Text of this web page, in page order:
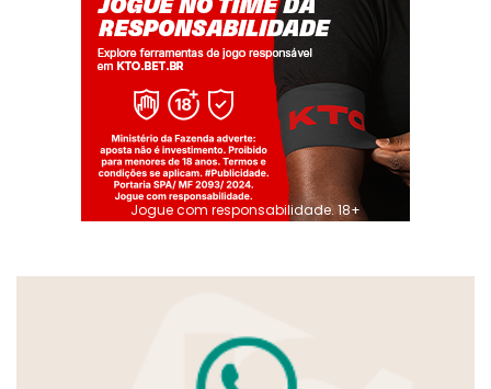
Jogue com responsabilidade. 18+